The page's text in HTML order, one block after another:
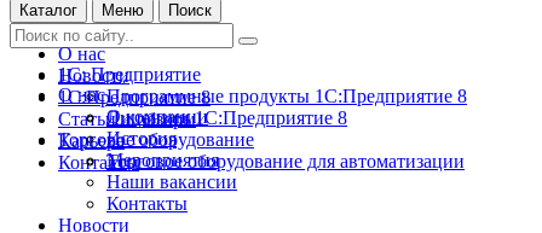
Каталог Меню Поиск
О нас
Новости
1С:Предприятие 8
Статьи и обзоры
Карьера
Контакты
1С: Предприятие
Программные продукты 1С:Предприятие 8
Лицензии 1С:Предприятие 8
Торговое оборудование
Торговое оборудование для автоматизации
О нас
О компании
История
Мероприятия
Наши вакансии
Контакты
Новости